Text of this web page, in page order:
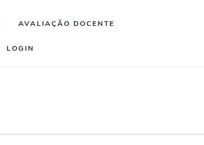
AVALIAÇÃO DOCENTE
LOGIN